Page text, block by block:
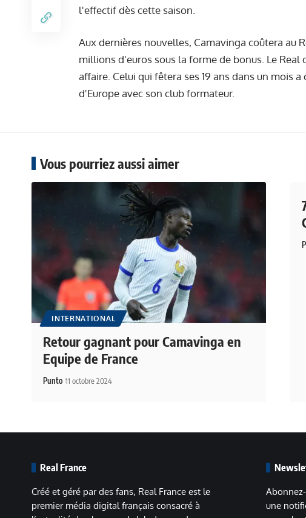
l'effectif dès cette saison.
Aux dernières nouvelles, Camavinga coûtera au
millions d'euros sous la forme de bonus. Le
affaire. Celui qui fêtera ses 19 ans dans un mois a
d'Europe avec son club formateur.
Vous pourriez aussi aimer
INTERNATIONAL
Retour gagnant pour Camavinga en
Equipe de France
Punto 11 octobre 2024
Real France
Créé et géré par des fans, Real France est le
premier média digital français consacré à
une